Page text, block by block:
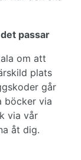
passar
om att
plats
går
böcker via
via vår
åt dig.